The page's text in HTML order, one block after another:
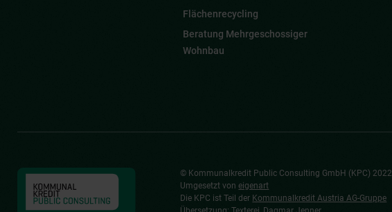
Flächenrecycling
Beratung Mehrgeschossiger
Wohnbau
© Kommunalkredit Public Consulting GmbH (KPC) 2022
Umgesetzt voneigenart
Die KPC ist Teil der Kommunalkredit Austria AG-Gruppe